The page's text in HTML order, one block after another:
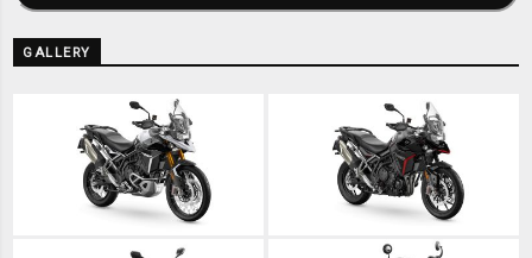
GALLERY